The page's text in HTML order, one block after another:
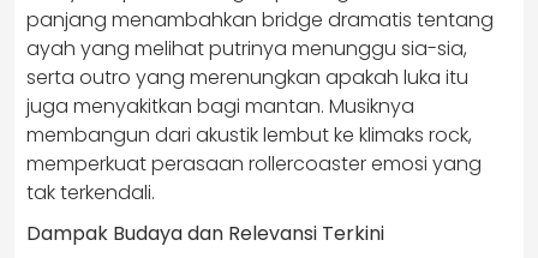
panjang menambahkan bridge dramatis tentang
ayah yang melihat putrinya menunggu sia-sia,
serta outro yang merenungkan apakah luka itu
juga menyakitkan bagi mantan. Musiknya
membangun dari akustik lembut ke klimaks rock,
memperkuat perasaan rollercoaster emosi yang
tak terkendali.
Dampak Budaya dan Relevansi Terkini